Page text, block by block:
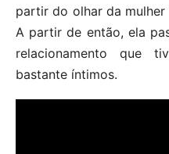
partir do olhar da mulher
A partir de então, ela
relacionamento que
bastante íntimos.